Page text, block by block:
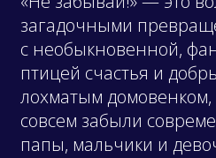
загадочными
с необыкновенной,
птицей счастья и
лохматым домовенком,
совсем забыли
папы, мальчики и